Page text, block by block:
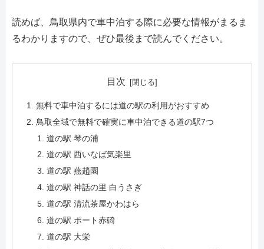
読めば、鳥取県内で車中泊する際に必要な情報がまるま
るわかりますので、ぜひ最後まで読んでください。
目次
無料で車中泊するには道の駅の利用がおすすめ
鳥取全域で無料で確実に車中泊できる道の駅7つ
道の駅 琴の浦
道の駅 西いなば気楽里
道の駅 燕趙園
道の駅 神話の里 白うさぎ
道の駅 清流茶屋かわはら
道の駅 ポート赤碕
道の駅 大栄